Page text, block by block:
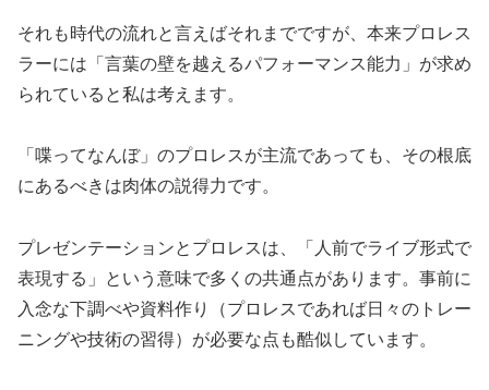
それも時代の流れと言えばそれまでですが、本来プロレス
ラーには「言葉の壁を越えるパフォーマンス能力」が求め
られていると私は考えます。
「喋ってなんぼ」のプロレスが主流であっても、その根底
にあるべきは肉体の説得力です。
プレゼンテーションとプロレスは、「人前でライブ形式で
表現する」という意味で多くの共通点があります。事前に
入念な下調べや資料作り（プロレスであれば日々のトレー
ニングや技術の習得）が必要な点も酷似しています。